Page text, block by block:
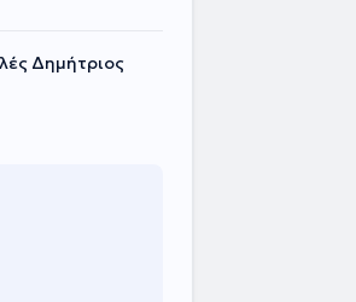
Δημήτριος